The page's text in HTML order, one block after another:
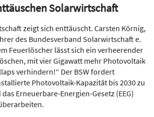
Solarwirtschaft
zeigt sich enttäuscht. Carsten Körnig,
des Bundesverband Solarwirtschaft e.
Feuerlöscher lässt sich ein verheerender
mit vier Gigawatt mehr Photovoltaik
verhindern!“ Der BSW fordert
Photovoltaik-Kapazität bis 2030 zu
Erneuerbare-Energien-Gesetz (EEG)